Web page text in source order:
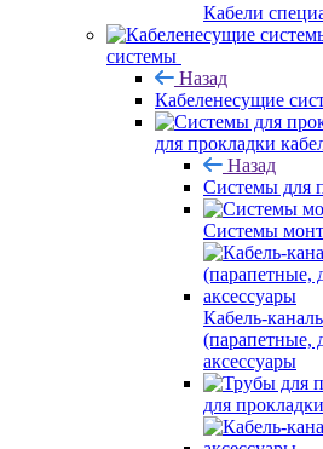
Кабели
системы
Назад
Кабеленесущие
для прокладки
Назад
Системы для
Системы
Кабель-
(парапетные,
аксессуары
для